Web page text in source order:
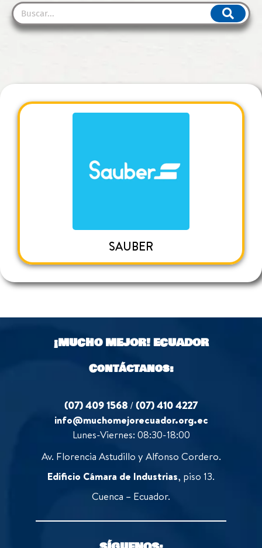
SAUBER
¡MUCHO MEJOR!ECUADOR
Contáctanos:
(07) 409 1568 /(07) 410 4227
info@muchomejorecuador.org.ec
Lunes-Viernes: 08:30-18:00
Av. Florencia Astudillo y Alfonso Cordero.
Edificio Cámara de Industrias, piso 13.
Cuenca – Ecuador.